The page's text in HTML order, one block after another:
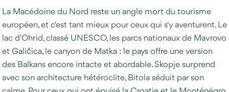
La Macédoine du Nord reste un angle mort du tourisme
européen, et c'est tant mieux pour ceux qui s'y aventurent. Le
lac d'Ohrid, classé UNESCO, les parcs nationaux de Mavrovo
et Galičica, le canyon de Matka : le pays offre une version
des Balkans encore intacte et abordable. Skopje surprend
avec son architecture hétéroclite, Bitola séduit par son